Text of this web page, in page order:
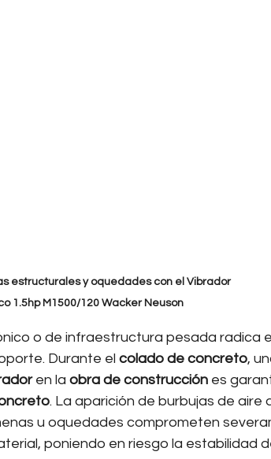
estructurales y oquedades con el Vibrador
1.5hp M1500/120 Wacker Neuson
o de infraestructura pesada radica
Durante el colado de concreto,
en la obra de construcción es
. La aparición de burbujas de aire
u oquedades comprometen
poniendo en riesgo la estabilidad